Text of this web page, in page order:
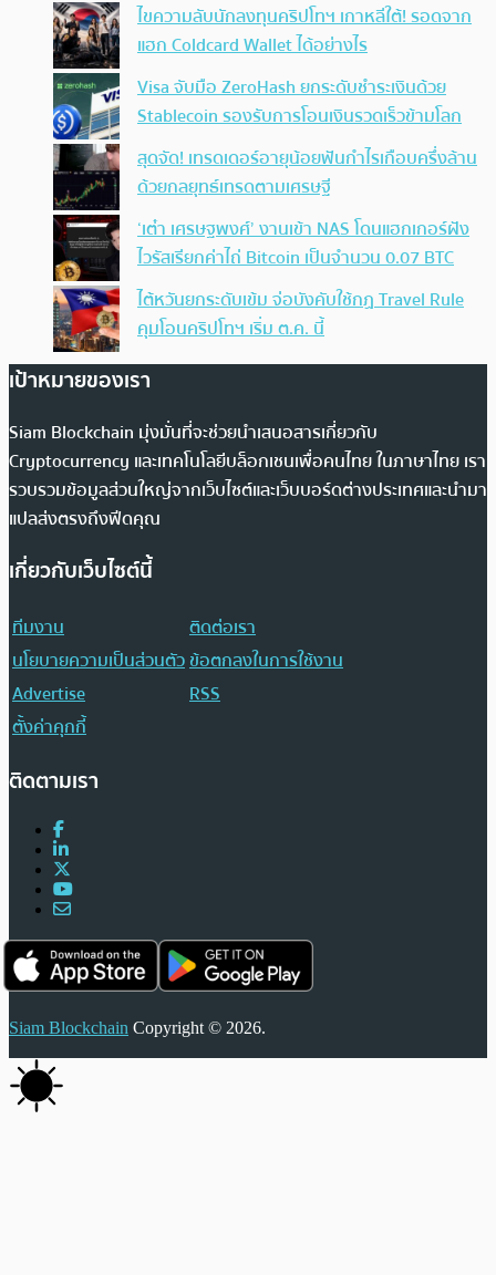
ไขความลับนักลงทุนคริปโทฯ เกาหลีใต้! รอดจาก
แฮก Coldcard Wallet ได้อย่างไร
Visa จับมือ ZeroHash ยกระดับชำระเงินด้วย
Stablecoin รองรับการโอนเงินรวดเร็วข้ามโลก
สุดจัด! เทรดเดอร์อายุน้อยฟันกำไรเกือบครึ่งล้าน
ด้วยกลยุทธ์เทรดตามเศรษฐี
‘เต๋า เศรษฐพงศ์’ งานเข้า NAS โดนแฮกเกอร์ฝัง
ไวรัสเรียกค่าไถ่ Bitcoin เป็นจำนวน 0.07 BTC
ไต้หวันยกระดับเข้ม จ่อบังคับใช้กฏ Travel Rule
คุมโอนคริปโทฯ เริ่ม ต.ค. นี้
เป้าหมายของเรา
Siam Blockchain มุ่งมั่นที่จะช่วยนำเสนอสารเกี่ยวกับ
Cryptocurrency และเทคโนโลยีบล็อกเชนเพื่อคนไทย ในภาษาไทย เรา
รวบรวมข้อมูลส่วนใหญ่จากเว็บไซต์และเว็บบอร์ดต่างประเทศและนำมา
แปลส่งตรงถึงฟีดคุณ
เกี่ยวกับเว็บไซต์นี้
ทีมงาน
ติดต่อเรา
นโยบายความเป็นส่วนตัวข้อตกลงในการใช้งาน
Advertise
RSS
ตั้งค่าคุกกี้
ติดตามเรา
Siam Blockchain Copyright © 2026.